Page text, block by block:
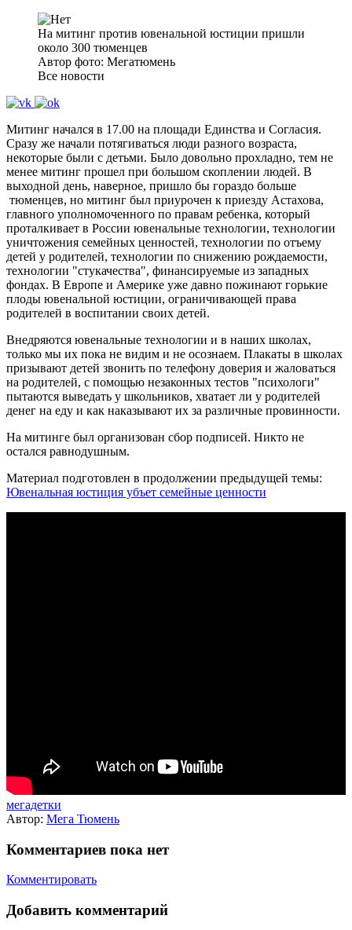
На митинг против ювенальной юстиции пришли
около 300 тюменцев
Автор фото: Мегатюмень
Все новости
Митинг начался в 17.00 на площади Единства и Согласия.
Сразу же начали потягиваться люди разного возраста,
некоторые были с детьми. Было довольно прохладно, тем не
менее митинг прошел при большом скоплении людей. В
выходной день, наверное, пришло бы гораздо больше
тюменцев, но митинг был приурочен к приезду Астахова,
главного уполномоченного по правам ребенка, который
проталкивает в России ювенальные технологии, технологии
уничтожения семейных ценностей, технологии по отъему
детей у родителей, технологии по снижению рождаемости,
технологии "стукачества", финансируемые из западных
фондах. В Европе и Америке уже давно пожинают горькие
плоды ювенальной юстиции, ограничивающей права
родителей в воспитании своих детей.
Внедряются ювенальные технологии и в наших школах,
только мы их пока не видим и не осознаем. Плакаты в школах
призывают детей звонить по телефону доверия и жаловаться
на родителей, с помощью незаконных тестов "психологи"
пытаются выведать у школьников, хватает ли у родителей
денег на еду и как наказывают их за различные провинности.
На митинге был организован сбор подписей. Никто не
остался равнодушным.
Материал подготовлен в продолжении предыдущей темы:
Ювенальная юстиция убъет семейные ценности
мегадетки
Автор: Мега Тюмень
Комментариев пока нет
Комментировать
Добавить комментарий